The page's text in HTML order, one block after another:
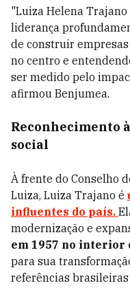
"Luiza Helena
liderança
de construir
no centro e
ser medido pelo
afirmou Benjumea.
Reconhecimento
social
À frente do Conselho
Luiza, Luiza Trajano é
influentes do país.
modernização e
em 1957 no interior
para sua
referências